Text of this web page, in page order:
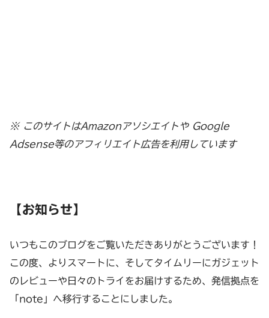
※ このサイトはAmazonアソシエイトや Google
Adsense等のアフィリエイト広告を利用しています
【お知らせ】
いつもこのブログをご覧いただきありがとうございます！
この度、よりスマートに、そしてタイムリーにガジェット
のレビューや日々のトライをお届けするため、発信拠点を
「note」へ移行することにしました。